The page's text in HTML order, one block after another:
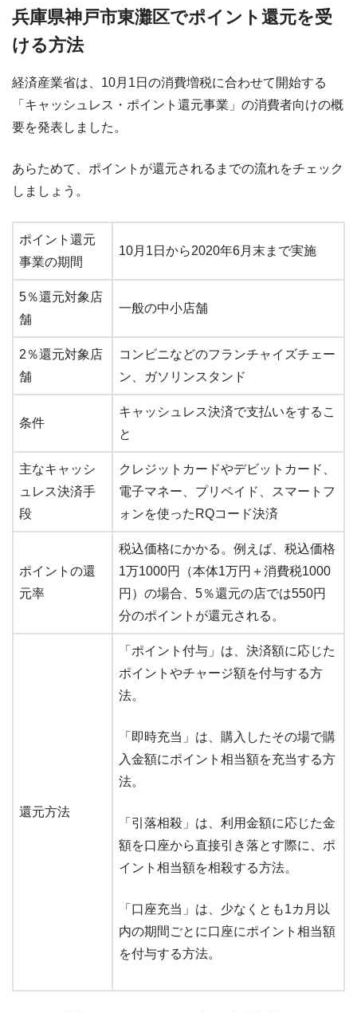
兵庫県神戸市東灘区でポイント還元を受
ける方法
経済産業省は、10月1日の消費増税に合わせて開始する
「キャッシュレス・ポイント還元事業」の消費者向けの概
要を発表しました。
あらためて、ポイントが還元されるまでの流れをチェック
しましょう。
ポイント還元
事業の期間
10月1日から2020年6月末まで実施
5％還元対象店
舗
一般の中小店舗
2％還元対象店
舗
コンビニなどのフランチャイズチェー
ン、ガソリンスタンド
条件
キャッシュレス決済で支払いをするこ
と
主なキャッシ
ュレス決済手
段
クレジットカードやデビットカード、
電子マネー、プリペイド、スマートフ
ォンを使ったRQコード決済
ポイントの還
元率
税込価格にかかる。例えば、税込価格
1万1000円（本体1万円＋消費税1000
円）の場合、5％還元の店では550円
分のポイントが還元される。
還元方法
「ポイント付与」は、決済額に応じた
ポイントやチャージ額を付与する方
法。
「即時充当」は、購入したその場で購
入金額にポイント相当額を充当する方
法。
「引落相殺」は、利用金額に応じた金
額を口座から直接引き落とす際に、ポ
イント相当額を相殺する方法。
「口座充当」は、少なくとも1カ月以
内の期間ごとに口座にポイント相当額
を付与する方法。